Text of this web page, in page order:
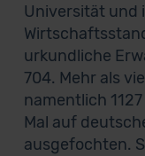
Universität und
urkundliche
704. Mehr als
namentlich
Mal auf
ausgefochten.